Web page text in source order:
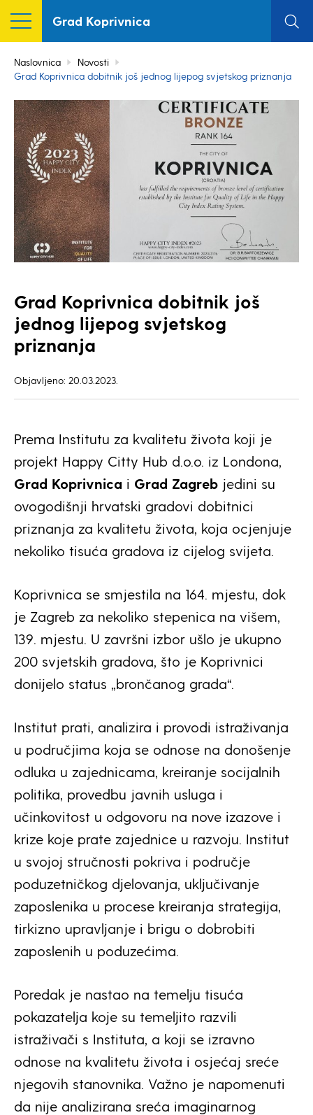
Grad Koprivnica
Naslovnica
Novosti
Grad Koprivnica dobitnik još jednog lijepog svjetskog priznanja
Grad Koprivnica dobitnik još
jednog lijepog svjetskog
priznanja
Objavljeno: 20.03.2023.
Prema Institutu za kvalitetu života koji je
projekt Happy Citty Hub d.o.o. iz Londona,
Grad Koprivnica i Grad Zagreb jedini su
ovogodišnji hrvatski gradovi dobitnici
priznanja za kvalitetu života, koja ocjenjuje
nekoliko tisuća gradova iz cijelog svijeta.
Koprivnica se smjestila na 164. mjestu, dok
je Zagreb za nekoliko stepenica na višem,
139. mjestu. U završni izbor ušlo je ukupno
200 svjetskih gradova, što je Koprivnici
donijelo status „brončanog grada“.
Institut prati, analizira i provodi istraživanja
u područjima koja se odnose na donošenje
odluka u zajednicama, kreiranje socijalnih
politika, provedbu javnih usluga i
učinkovitost u odgovoru na nove izazove i
krize koje prate zajednice u razvoju. Institut
u svojoj stručnosti pokriva i područje
poduzetničkog djelovanja, uključivanje
zaposlenika u procese kreiranja strategija,
tirkizno upravljanje i brigu o dobrobiti
zaposlenih u poduzećima.
Poredak je nastao na temelju tisuća
pokazatelja koje su temeljito razvili
istraživači s Instituta, a koji se izravno
odnose na kvalitetu života i osjećaj sreće
njegovih stanovnika. Važno je napomenuti
da nije analizirana sreća imaginarnog